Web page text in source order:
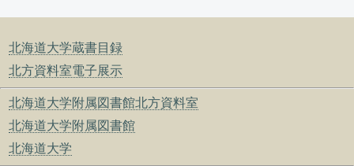
北海道大学蔵書目録
北方資料室電子展示
北海道大学附属図書館北方資料室
北海道大学附属図書館
北海道大学